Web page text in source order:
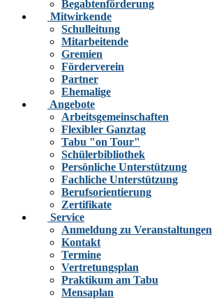
Begabtenförderung
Mitwirkende
Schulleitung
Mitarbeitende
Gremien
Förderverein
Partner
Ehemalige
Angebote
Arbeitsgemeinschaften
Flexibler Ganztag
Tabu "on Tour"
Schülerbibliothek
Persönliche Unterstützung
Fachliche Unterstützung
Berufsorientierung
Zertifikate
Service
Anmeldung zu Veranstaltungen
Kontakt
Termine
Vertretungsplan
Praktikum am Tabu
Mensaplan